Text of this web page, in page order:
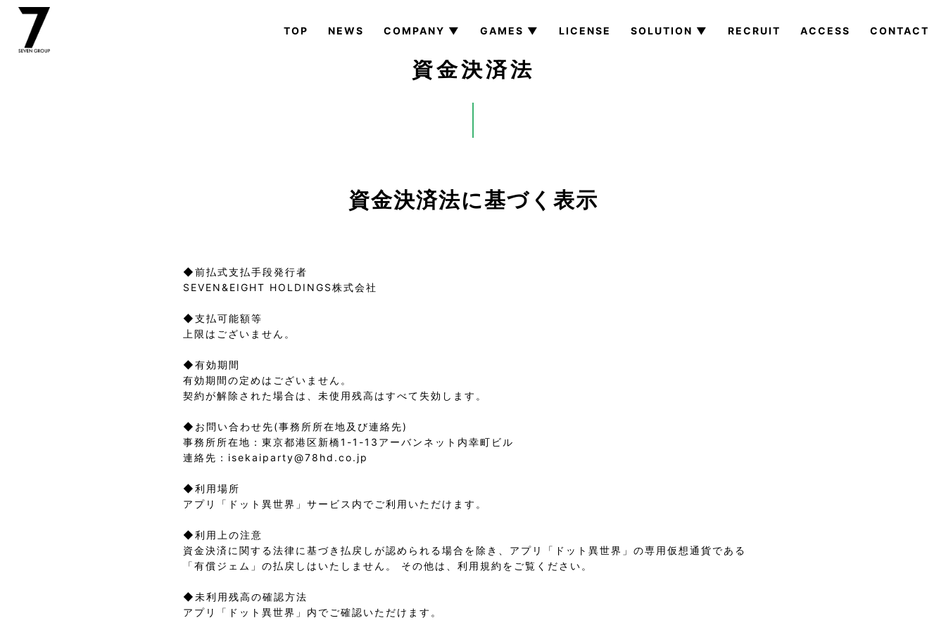
TOP NEWS COMPANY ▼ GAMES ▼ LICENSE SOLUTION ▼ RECRUIT ACCESS CONTACT
資金決済法
資金決済法に基づく表示
◆前払式支払手段発行者
SEVEN&EIGHT HOLDINGS株式会社
◆支払可能額等
上限はございません。
◆有効期間
有効期間の定めはございません。
契約が解除された場合は、未使用残高はすべて失効します。
◆お問い合わせ先(事務所所在地及び連絡先)
事務所所在地：東京都港区新橋1-1-13アーバンネット内幸町ビル
連絡先：isekaiparty@78hd.co.jp
◆利用場所
アプリ「ドット異世界」サービス内でご利用いただけます。
◆利用上の注意
資金決済に関する法律に基づき払戻しが認められる場合を除き、アプリ「ドット異世界」の専用仮想通貨である
「有償ジェム」の払戻しはいたしません。 その他は、利用規約をご覧ください。
◆未利用残高の確認方法
アプリ「ドット異世界」内でご確認いただけます。